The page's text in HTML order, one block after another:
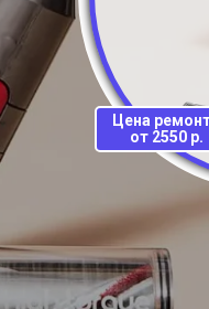
Цена
от 2550 р.